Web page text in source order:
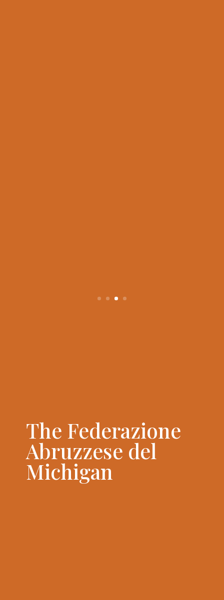
The Federazione
Abruzzese del
Michigan